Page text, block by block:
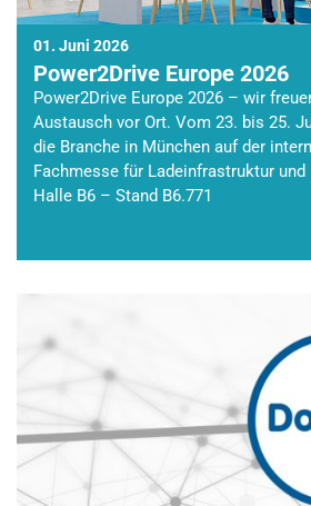
01. Juni 2026
Power2Drive Europe 2026
Power2Drive Europe 2026 – wir
Austausch vor Ort. Vom 23. bis 25.
die Branche in München auf der
Fachmesse für Ladeinfrastruktur
Halle B6 – Stand B6.771